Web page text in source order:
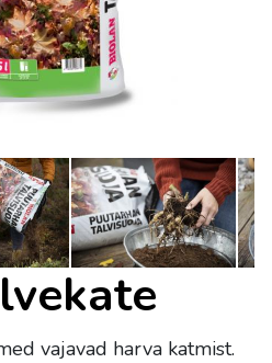
vajavad harva katmist.